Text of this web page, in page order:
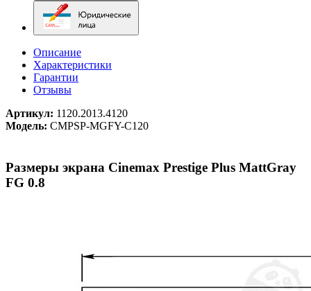
Описание
Характеристики
Гарантии
Отзывы
Артикул: 1120.2013.4120
Модель: CMPSP-MGFY-C120
Размеры экрана Cinemax Prestige Plus MattGray
FG 0.8